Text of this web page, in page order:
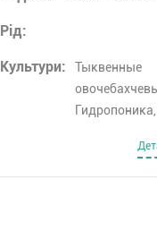
Рід:
Культури:
Тыквенные
Гидропоника,
Эспарцет,
озимая,